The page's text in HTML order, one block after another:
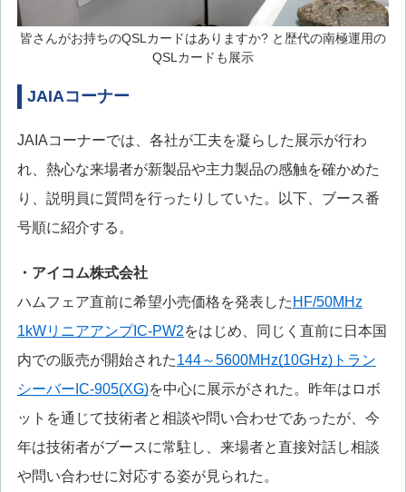
皆さんがお持ちのQSLカードはありますか? と歴代の南極運用の
QSLカードも展示
JAIAコーナー
JAIAコーナーでは、各社が工夫を凝らした展示が行わ
れ、熱心な来場者が新製品や主力製品の感触を確かめた
り、説明員に質問を行ったりしていた。以下、ブース番
号順に紹介する。
・アイコム株式会社
ハムフェア直前に希望小売価格を発表した HF/50MHz
1kWリニアアンプIC-PW2をはじめ、同じく直前に日本国
内での販売が開始された144～5600MHz(10GHz)トラン
シーバーIC-905(XG)を中心に展示がされた。昨年はロボ
ットを通じて技術者と相談や問い合わせであったが、今
年は技術者がブースに常駐し、来場者と直接対話し相談
や問い合わせに対応する姿が見られた。